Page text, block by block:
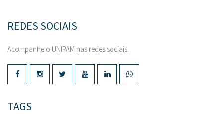
REDES SOCIAIS
Acompanhe o UNIPAM nas redes sociais.
TAGS